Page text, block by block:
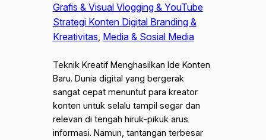
Grafis & Visual Vlogging & YouTube
Strategi Konten Digital Branding &
Kreativitas Media & Sosial Media
Teknik Kreatif Menghasilkan Ide Konten
Baru. Dunia digital yang bergerak
sangat cepat menuntut para kreator
konten untuk selalu tampil segar dan
relevan di tengah hiruk-pikuk arus
informasi. Namun, tantangan terbesar